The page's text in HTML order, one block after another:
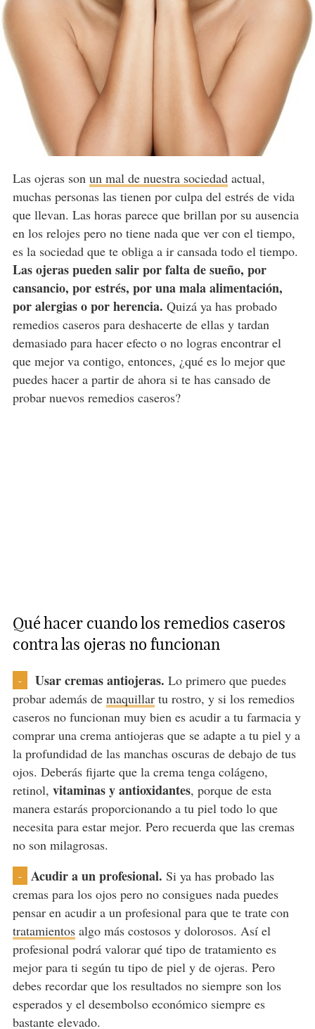
Las ojeras son un mal de nuestra sociedadactual,
muchas personas las tienen por culpa del estrés de vida
que llevan. Las horas parece que brillan por su ausencia
en los relojes pero no tiene nada que ver con el tiempo,
es la sociedad que te obliga a ir cansada todo el tiempo.
Las ojeras pueden salir por falta de sueño, por
cansancio, por estrés, por una mala alimentación,
por alergias o por herencia. Quizá ya has probado
remedios caseros para deshacerte de ellas y tardan
demasiado para hacer efecto o no logras encontrar el
que mejor va contigo, entonces, ¿qué es lo mejor que
puedes hacer a partir de ahora si te has cansado de
probar nuevos remedios caseros?
Qué hacer cuando los remedios caseros
contra las ojeras no funcionan
- Usar cremas antiojeras. Lo primero que puedes
probar además de maquillartu rostro, y si los remedios
caseros no funcionan muy bien es acudir a tu farmacia y
comprar una crema antiojeras que se adapte a tu piel y a
la profundidad de las manchas oscuras de debajo de tus
ojos. Deberás fijarte que la crema tenga colágeno,
retinol, vitaminas y antioxidantes, porque de esta
manera estarás proporcionando a tu piel todo lo que
necesita para estar mejor. Pero recuerda que las cremas
no son milagrosas.
- Acudir a un profesional. Si ya has probado las
cremas para los ojos pero no consigues nada puedes
pensar en acudir a un profesional para que te trate con
tratamientosalgo más costosos y dolorosos. Así el
profesional podrá valorar qué tipo de tratamiento es
mejor para ti según tu tipo de piel y de ojeras. Pero
debes recordar que los resultados no siempre son los
esperados y el desembolso económico siempre es
bastante elevado.